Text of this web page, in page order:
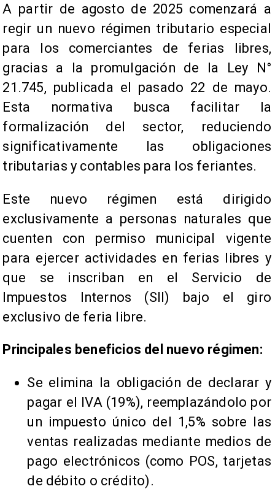
​A partir de agosto de 2025 comenzará a
regir un nuevo régimen tributario especial
para los comerciantes de ferias libres,
gracias a la promulgación de la Ley N°
21.745, publicada el pasado 22 de mayo.
Esta normativa busca facilitar la
formalización del sector, reduciendo
significativamente las obligaciones
tributarias y contables para los feriantes.
Este nuevo régimen está dirigido
exclusivamente a personas naturales que
cuenten con permiso municipal vigente
para ejercer actividades en ferias libres y
que se inscriban en el Servicio de
Impuestos Internos (SII) bajo el giro
exclusivo de feria libre.
Principales beneficios del nuevo régimen:
Se elimina la obligación de declarar y
pagar el IVA (19%), reemplazándolo por
un impuesto único del 1,5% sobre las
ventas realizadas mediante medios de
pago electrónicos (como POS, tarjetas
de débito o crédito).